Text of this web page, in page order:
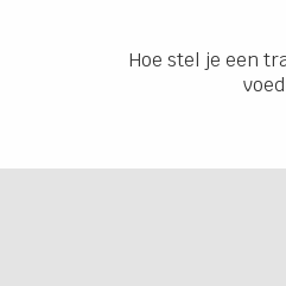
Hoe stel je een